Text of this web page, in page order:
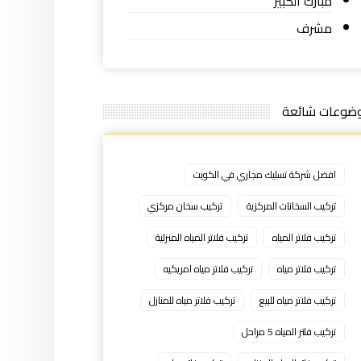
مشرف
شائعة
افضل شركة تسليك مجاري في الكويت
تركيب السخانات المركزية
تركيب سخان مركزي
تركيب فلاتر المياه
تركيب فلاتر المياه المنزلية
تركيب فلاتر مياه
تركيب فلاتر مياه امريكيه
تركيب فلاتر مياه للبيع
تركيب فلاتر مياه للمنازل
تركيب فلتر المياه 5 مراحل